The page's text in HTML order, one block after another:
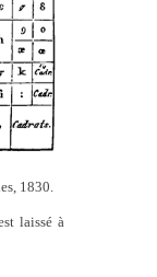
1830.
laissé à